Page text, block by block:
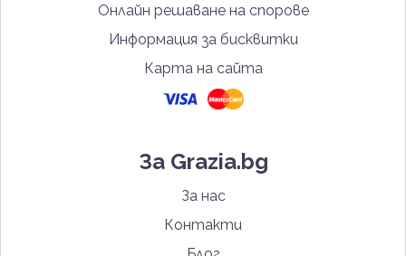
Онлайн решаване на спорове
Информация за бисквитки
Карта на сайта
За Grazia.bg
За нас
Контакти